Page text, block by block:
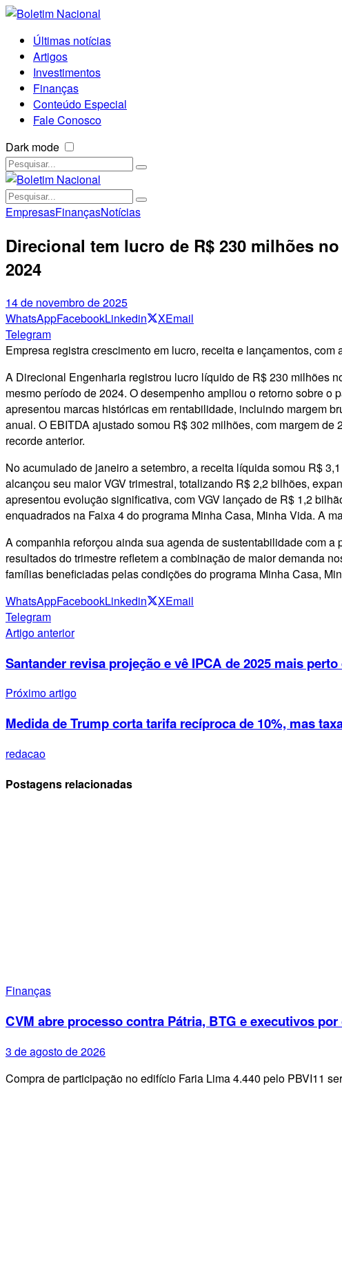
Últimas notícias
Artigos
Investimentos
Finanças
Conteúdo Especial
Fale Conosco
Dark mode
EmpresasFinançasNotícias
Direcional tem lucro de R$ 230 milhões
2024
14 de novembro de 2025
WhatsAppFacebookLinkedin XEmail
Telegram
Empresa registra crescimento em lucro, receita e lançamentos, com
A Direcional Engenharia registrou lucro líquido de R$ 230 milhões
mesmo período de 2024. O desempenho ampliou o retorno sobre
apresentou marcas históricas em rentabilidade, incluindo margem
anual. O EBITDA ajustado somou R$ 302 milhões, com margem
recorde anterior.
No acumulado de janeiro a setembro, a receita líquida somou R$
alcançou seu maior VGV trimestral, totalizando R$ 2,2 bilhões,
apresentou evolução significativa, com VGV lançado de R$ 1,2
enquadrados na Faixa 4 do programa Minha Casa, Minha Vida. A
A companhia reforçou ainda sua agenda de sustentabilidade com
resultados do trimestre refletem a combinação de maior demanda
famílias beneficiadas pelas condições do programa Minha Casa,
WhatsAppFacebookLinkedin XEmail
Telegram
Artigo anterior
Santander revisa projeção e vê IPCA de 2025 mais
Próximo artigo
Medida de Trump corta tarifa recíproca de 10%, mas
redacao
Postagens relacionadas
Finanças
CVM abre processo contra Pátria, BTG e executivos
3 de agosto de 2026
Compra de participação no edifício Faria Lima 4.440 pelo PBVI11